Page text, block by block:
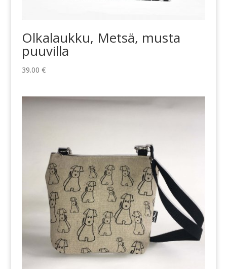
Olkalaukku, Metsä, musta
puuvilla
39.00 €